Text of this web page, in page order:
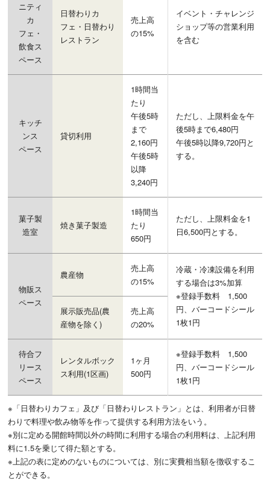
ニティ
カ
フェ・
飲食ス
ペース
日替わりカ
フェ・日替わり
レストラン
売上高
の15%
イベント・チャレンジ
ショップ等の営業利用
を含む
キッチ
ンス
ペース
貸切利用
1時間当
たり
午後5時
まで
2,160円
午後5時
以降
3,240円
ただし、上限料金を午
後5時まで6,480円
午後5時以降9,720円と
する。
菓子製
造室
焼き菓子製造
1時間当
たり
650円
ただし、上限料金を1
日6,500円とする。
物販ス
ペース
農産物
売上高
の15%
冷蔵・冷凍設備を利用
する場合は3%加算
※登録手数料 1,500
円、バーコードシール
1枚1円
展示販売品(農
産物を除く)
売上高
の20%
待合フ
リース
ペース
レンタルボック
ス利用(1区画)
1ヶ月
500円
※登録手数料 1,500
円、バーコードシール
1枚1円
※「日替わりカフェ」及び「日替わりレストラン」とは、利用者が日替
わりで料理や飲み物等を作って提供する利用方法をいう。
※別に定める開館時間以外の時間に利用する場合の利用料は、上記利用
料に1.5を乗じて得た額とする。
※上記の表に定めのないものについては、別に実費相当額を徴収するこ
とができる。